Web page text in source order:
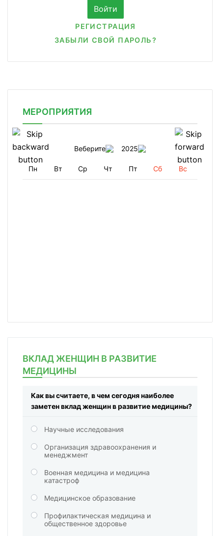
РЕГИСТРАЦИЯ
ЗАБЫЛИ СВОЙ ПАРОЛЬ?
МЕРОПРИЯТИЯ
Веберите 2025
Пн Вт Ср Чт Пт Сб Вс
ВКЛАД ЖЕНЩИН В РАЗВИТИЕ
МЕДИЦИНЫ
Как вы считаете, в чем сегодня наиболее
заметен вклад женщин в развитие медицины?
Научные исследования
Организация здравоохранения и
менеджмент
Военная медицина и медицина
катастроф
Медицинское образование
Профилактическая медицина и
общественное здоровье